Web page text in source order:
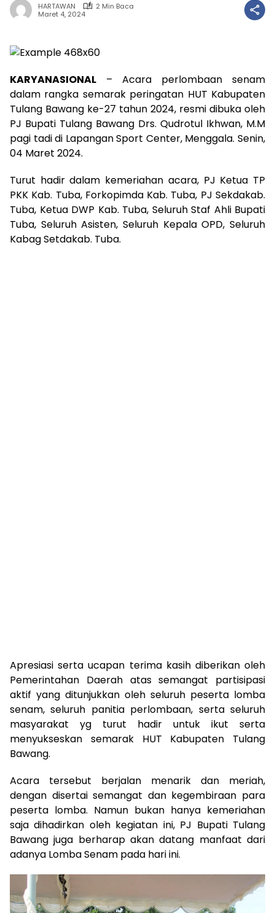
HARTAWAN
2 Min Baca
Maret 4, 2024
KARYANASIONAL – Acara perlombaan senam
dalam rangka semarak peringatan HUT Kabupaten
Tulang Bawang ke-27 tahun 2024, resmi dibuka oleh
PJ Bupati Tulang Bawang Drs. Qudrotul Ikhwan, M.M
pagi tadi di Lapangan Sport Center, Menggala. Senin,
04 Maret 2024.
Turut hadir dalam kemeriahan acara, PJ Ketua TP
PKK Kab. Tuba, Forkopimda Kab. Tuba, PJ Sekdakab.
Tuba, Ketua DWP Kab. Tuba, Seluruh Staf Ahli Bupati
Tuba, Seluruh Asisten, Seluruh Kepala OPD, Seluruh
Kabag Setdakab. Tuba.
Apresiasi serta ucapan terima kasih diberikan oleh
Pemerintahan Daerah atas semangat partisipasi
aktif yang ditunjukkan oleh seluruh peserta lomba
senam, seluruh panitia perlombaan, serta seluruh
masyarakat yg turut hadir untuk ikut serta
menyukseskan semarak HUT Kabupaten Tulang
Bawang.
Acara tersebut berjalan menarik dan meriah,
dengan disertai semangat dan kegembiraan para
peserta lomba. Namun bukan hanya kemeriahan
saja dihadirkan oleh kegiatan ini, PJ Bupati Tulang
Bawang juga berharap akan datang manfaat dari
adanya Lomba Senam pada hari ini.